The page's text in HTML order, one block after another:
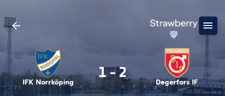
IFK Norrköping
1-2
Degerfors IF